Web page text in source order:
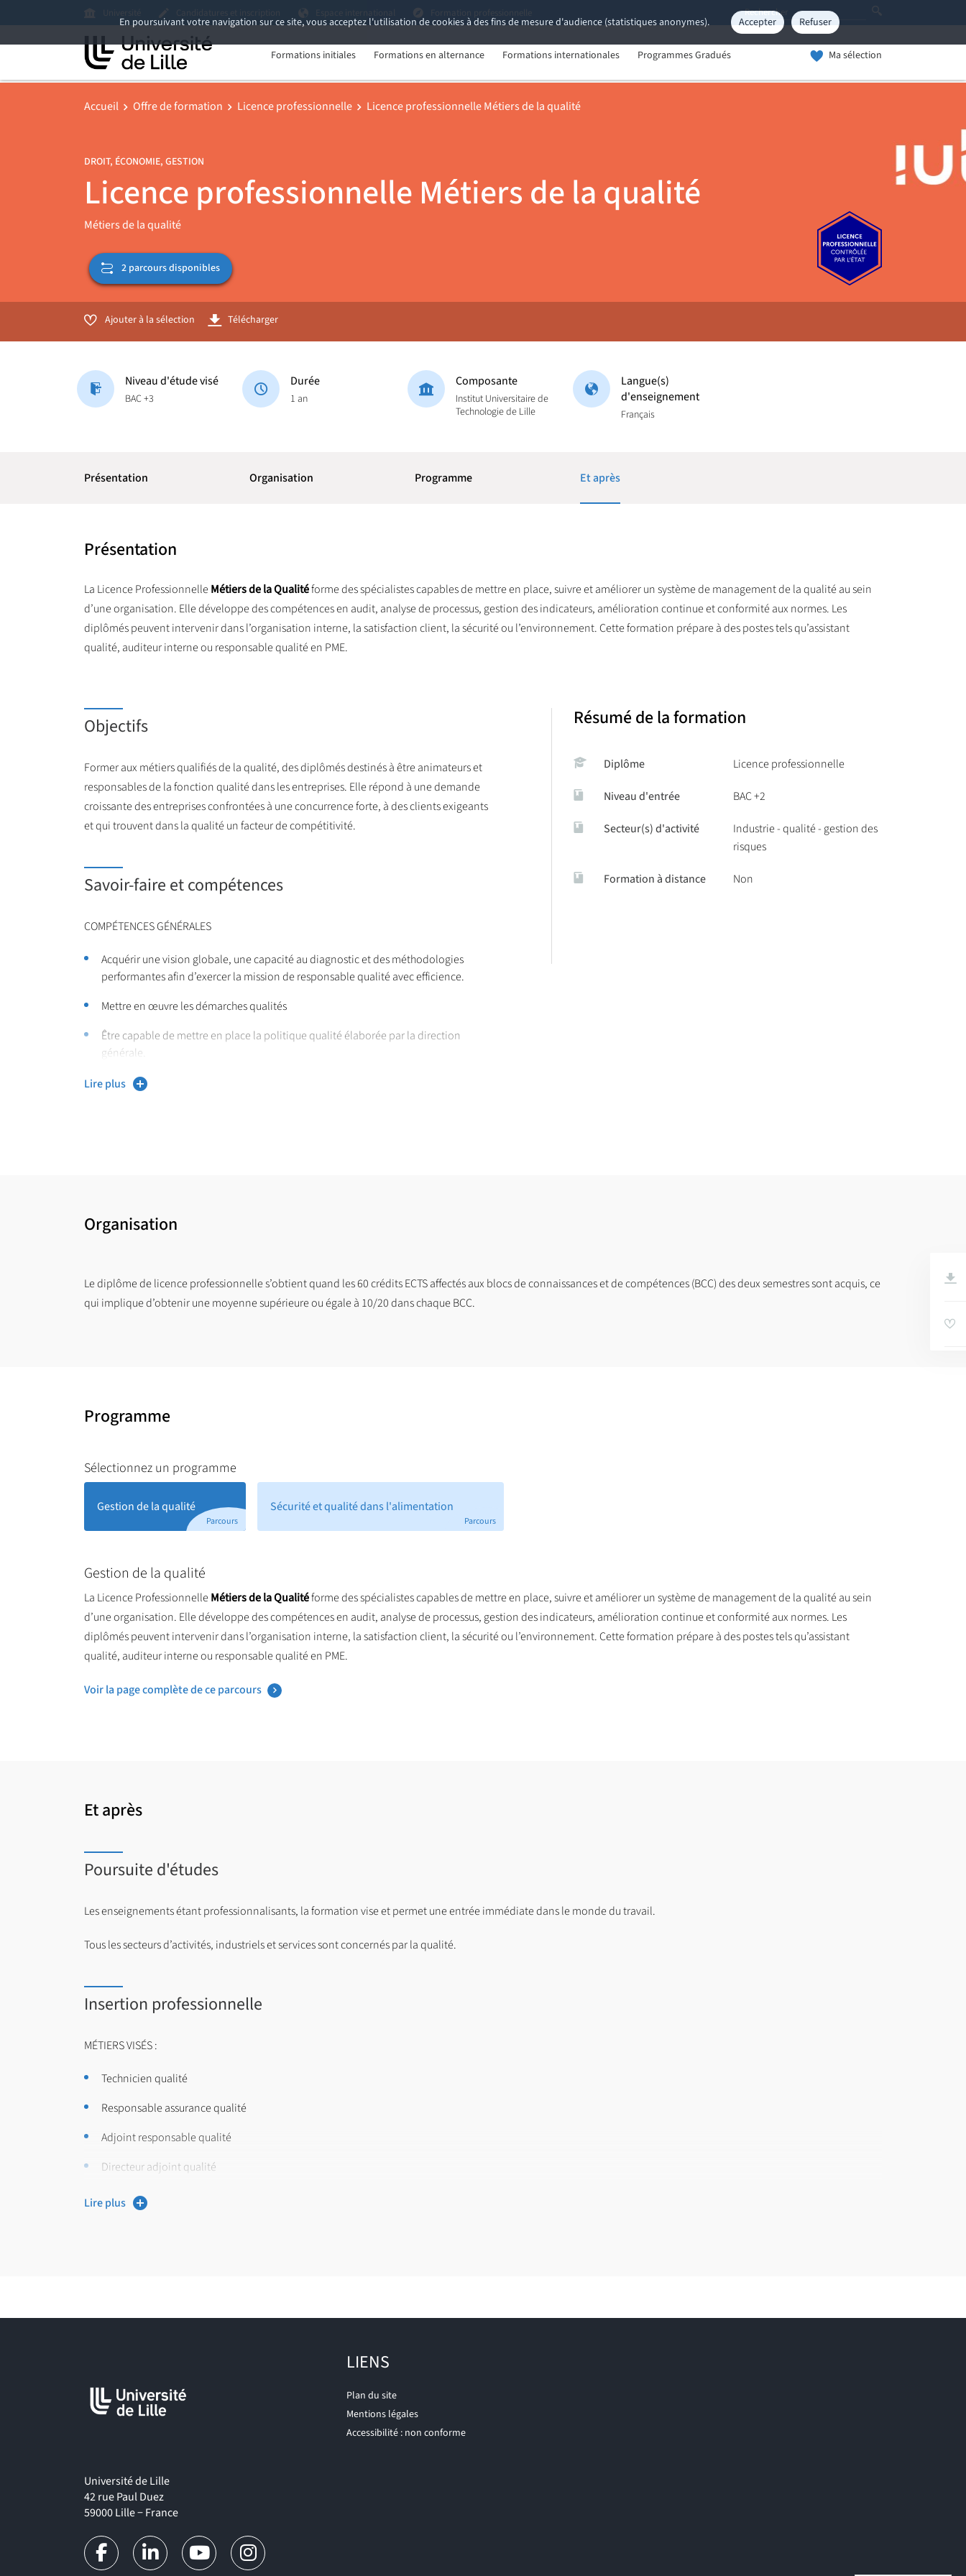
En poursuivant votre navigation sur ce site, vous acceptez l'utilisation de cookies à des fins de mesure d'audience (statistiques anonymes). Accepter Refuser
Formations initiales Formations en alternance Formations internationales Programmes Gradués Ma sélection
Accueil Offre de formation Licence professionnelle Licence professionnelle Métiers de la qualité
DROIT, ÉCONOMIE, GESTION
Licence professionnelle Métiers de la qualité
Métiers de la qualité
2 parcours disponibles
Ajouter à la sélection Télécharger
Niveau d'étude visé
BAC +3
Durée
1 an
Composante
Institut Universitaire de
Technologie de Lille
Langue(s)
d'enseignement
Français
Présentation Organisation Programme Et après
Présentation
La Licence ProfessionnelleMétiers de la Qualitéforme des spécialistes capables de mettre en place, suivre et améliorer un système de management de la qualité au sein
d’une organisation. Elle développe des compétences en audit, analyse de processus, gestion des indicateurs, amélioration continue et conformité aux normes. Les
diplômés peuvent intervenir dans l’organisation interne, la satisfaction client, la sécurité ou l’environnement. Cette formation prépare à des postes tels qu’assistant
qualité, auditeur interne ou responsable qualité en PME.
Objectifs
Former aux métiers qualifiés de la qualité, des diplômés destinés à être animateurs et
responsables de la fonction qualité dans les entreprises. Elle répond à une demande
croissante des entreprises confrontées à une concurrence forte, à des clients exigeants
et qui trouvent dans la qualité un facteur de compétitivité.
Savoir-faire et compétences
COMPÉTENCES GÉNÉRALES
Acquérir une vision globale, une capacité au diagnostic et des méthodologies
performantes afin d’exercer la mission de responsable qualité avec efficience.
Mettre en œuvre les démarches qualités
Être capable de mettre en place la politique qualité élaborée par la direction
générale.
Lire plus
Résumé de la formation
Diplôme Licence professionnelle
Niveau d'entrée BAC +2
Secteur(s) d'activité
Industrie - qualité - gestion des
risques
Formation à distance Non
Organisation
Le diplôme de licence professionnelle s’obtient quand les 60 crédits ECTS affectés aux blocs de connaissances et de compétences (BCC) des deux semestres sont acquis, ce
qui implique d’obtenir une moyenne supérieure ou égale à 10/20 dans chaque BCC.
Programme
Sélectionnez un programme
Gestion de la qualité
Parcours
Sécurité et qualité dans l'alimentation
Parcours
Gestion de la qualité
La Licence ProfessionnelleMétiers de la Qualitéforme des spécialistes capables de mettre en place, suivre et améliorer un système de management de la qualité au sein
d’une organisation. Elle développe des compétences en audit, analyse de processus, gestion des indicateurs, amélioration continue et conformité aux normes. Les
diplômés peuvent intervenir dans l’organisation interne, la satisfaction client, la sécurité ou l’environnement. Cette formation prépare à des postes tels qu’assistant
qualité, auditeur interne ou responsable qualité en PME.
Voir la page complète de ce parcours
Et après
Poursuite d'études
Les enseignements étant professionnalisants, la formation vise et permet une entrée immédiate dans le monde du travail.
Tous les secteurs d’activités, industriels et services sont concernés par la qualité.
Insertion professionnelle
MÉTIERS VISÉS :
Technicien qualité
Responsable assurance qualité
Adjoint responsable qualité
Directeur adjoint qualité
Formateur qualité
Chef de projet qualité
Animateur système qualité
Lire plus
Université de Lille
42 rue Paul Duez
59000 Lille − France
LIENS
Plan du site
Mentions légales
Accessibilité : non conforme